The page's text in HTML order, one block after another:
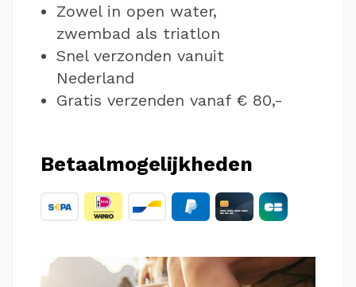
Zowel in open water,
zwembad als triatlon
Snel verzonden vanuit
Nederland
Gratis verzenden vanaf € 80,-
Betaalmogelijkheden